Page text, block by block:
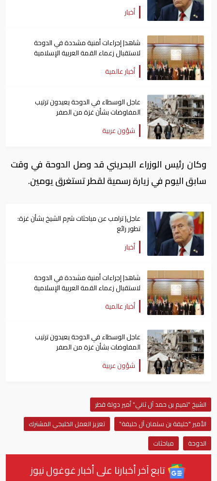
أخبار
شاهد| إجراءات أمنية مشددة في الدوحة
لاستقبال زعماء القمة العربية الإسلامية
أخبار عالمية
عاجل الوسطاء في الدوحة يعيدون ترتيب
المفاوضات بشأن غزة من الصفر
شؤون عربية
وكان رئيس الوزراء البحريني قد وصل الدوحة في وقت
سابق اليوم في زيارة رسمية لقطر تستغرق يومين.
عاجل| ترامب عن مباحثات شرم الشيخ بشأن غزة:
تطور رائع
أخبار
شاهد| إجراءات أمنية مشددة في الدوحة
لاستقبال زعماء القمة العربية الإسلامية
أخبار عالمية
عاجل الوسطاء في الدوحة يعيدون ترتيب
المفاوضات بشأن غزة من الصفر
شؤون عربية
الشيخ "تميم بن حمد آل ثاني" أمير دولة قطر
الأمير "خليفة بن سلمان آل خليفة"
تعزيز العمل الخليجي المشترك
الدوحة
مباحثات
تابع آخر أخبارنا على أخبار غوغول نيوز